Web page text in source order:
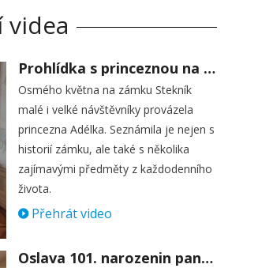
videa
Prohlídka s princeznou na zámku Stekník
Osmého května na zámku Stekník
malé i velké návštěvníky provázela
princezna Adélka. Seznámila je nejen s
historií zámku, ale také s několika
zajímavými předměty z každodenního
života.
Přehrát video
Oslava 101. narozenin paní Věry Skořepové